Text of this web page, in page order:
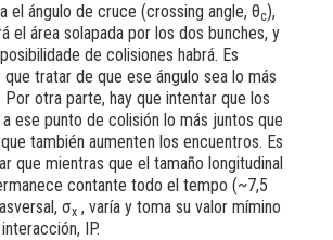
el ángulo de cruce (crossing angle, θc),
el área solapada por los dos bunches, y
de colisiones habrá. Es
tratar de que ese ángulo sea lo más
otra parte, hay que intentar que los
ese punto de colisión lo más juntos que
también aumenten los encuentros. Es
que mientras que el tamaño longitudinal
contante todo el tempo (~7,5
σx , varía y toma su valor mímino
IP.